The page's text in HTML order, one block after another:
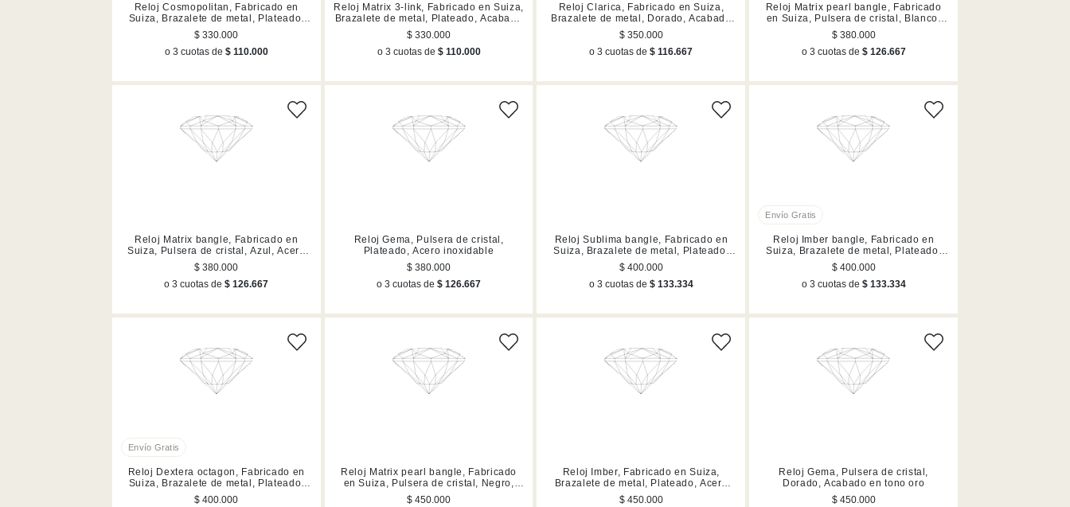
Reloj Cosmopolitan, Fabricado en
Suiza, Brazalete de metal, Plateado,
Mezcla de acabados
$ 330.000
o 3 cuotas de $ 110.000
Reloj Matrix 3-link, Fabricado en Suiza,
Brazalete de metal, Plateado, Acabado
en tono oro rosa
$ 330.000
o 3 cuotas de $ 110.000
Reloj Clarica, Fabricado en Suiza,
Brazalete de metal, Dorado, Acabado
en tono oro
$ 350.000
o 3 cuotas de$ 116.667
Reloj Matrix pearl bangle, Fabricado
en Suiza, Pulsera de cristal, Blanco,
Acero inoxidable
$ 380.000
o 3 cuotas de $ 126.667
Reloj Matrix bangle, Fabricado en
Suiza, Pulsera de cristal, Azul, Acero
inoxidable
$ 380.000
o 3 cuotas de$ 126.667
Reloj Gema, Pulsera de cristal,
Plateado, Acero inoxidable
$ 380.000
o 3 cuotas de$ 126.667
Reloj Sublima bangle, Fabricado en
Suiza, Brazalete de metal, Plateado,
Acero inoxidable
$ 400.000
o 3 cuotas de $ 133.334
Reloj Imber bangle, Fabricado en
Suiza, Brazalete de metal, Plateado,
Acero inoxidable
$ 400.000
o 3 cuotas de $ 133.334
Reloj Dextera octagon, Fabricado en
Suiza, Brazalete de metal, Plateado,
Acero inoxidable
$ 400.000
Reloj Matrix pearl bangle, Fabricado
en Suiza, Pulsera de cristal, Negro,
Acabado en tono oro rosa
$ 450.000
Reloj Imber, Fabricado en Suiza,
Brazalete de metal, Plateado, Acero
inoxidable
$ 450.000
Reloj Gema, Pulsera de cristal,
Dorado, Acabado en tono oro
$ 450.000